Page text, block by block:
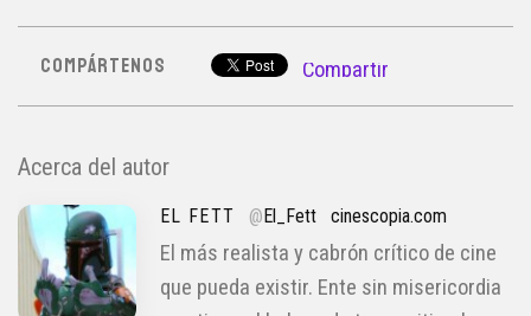
COMPÁRTENOS Compartir
Acerca del autor
EL FETT @ El_Fett cinescopia.com
El más realista y cabrón crítico de cine
que pueda existir. Ente sin misericordia